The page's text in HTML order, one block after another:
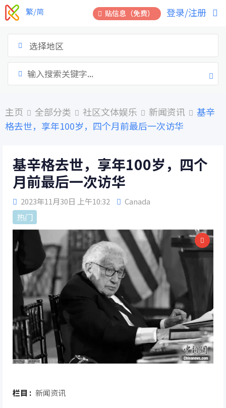
跳
到
贴信息（免费） 登录/注册
繁/简
选择地区
主页 全部分类 社区文体娱乐 新闻资讯
基辛
格去世，享年100岁，四个月前最后一次访华
基辛格去世，享年100岁，四个
月前最后一次访华
2023年11月30日 上午10:32 Canada
热门
栏目 : 新闻资讯